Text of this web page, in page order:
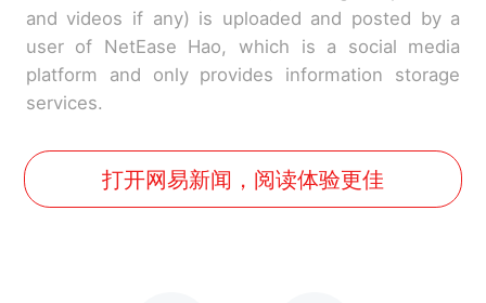
and videos if any) is uploaded and posted by a
user of NetEase Hao, which is a social media
platform and only provides information storage
services.
打开网易新闻，阅读体验更佳